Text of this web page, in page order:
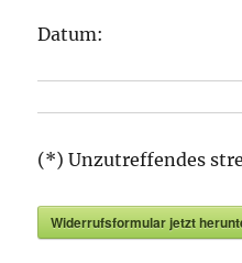
Datum:
(*) Unzutreffendes
Widerrufsformular jetzt